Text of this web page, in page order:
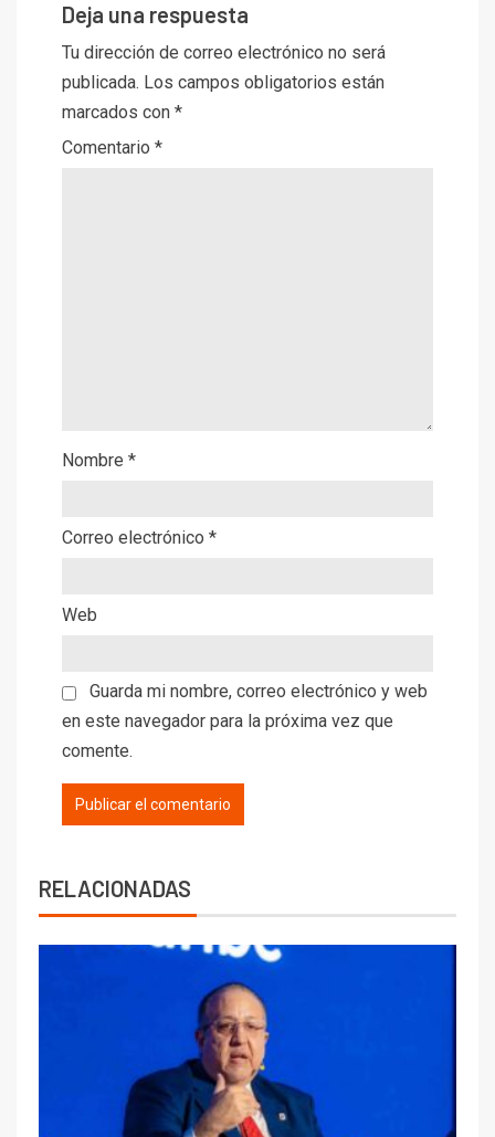
Deja una respuesta
Tu dirección de correo electrónico no será
publicada. Los campos obligatorios están
marcados con *
Comentario *
Nombre *
Correo electrónico *
Web
Guarda mi nombre, correo electrónico y web
en este navegador para la próxima vez que
comente.
RELACIONADAS